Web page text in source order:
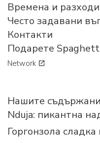
Времена и
Често задавани
Контакти
Подарете
Network
Нашите
Nduja: пикантна
Горгонзола